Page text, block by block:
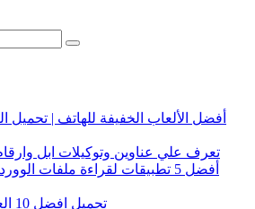
أفضل الألعاب الخفيفة للهاتف | تحميل
تعرف علي عناوين وتوكيلات ابل
تحميل افضل 10 العاب بنات للأندوريد